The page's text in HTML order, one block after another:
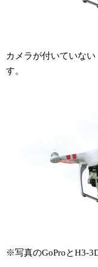
カメラが付いていな
す。
※写真のGoProとH3-